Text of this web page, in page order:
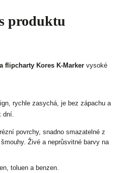
produktu
flipcharty Kores K-Marker vysoké
rychle zasychá, je bez zápachu a
dní.
povrchy, snadno smazatelné z
Živé a neprůsvitné barvy na
toluen a benzen.